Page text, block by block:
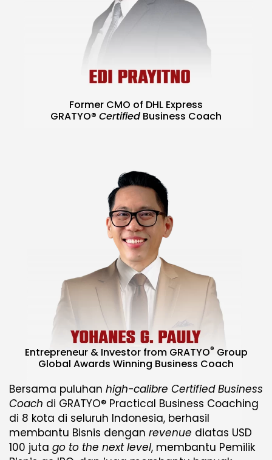
Former CMO of DHL Express
GRATYO® Certified Business Coach
Entrepreneur & Investor from GRATYO® Group
Global Awards Winning Business Coach
Bersama puluhan high-calibre Certified Business
Coach di GRATYO® Practical Business Coaching
di 8 kota di seluruh Indonesia, berhasil
membantu Bisnis dengan revenue diatas USD
100 juta go to the next level, membantu Pemilik